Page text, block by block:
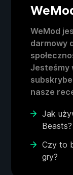
WeMod
darmowy
Jesteśmy
nasze
Jak
Beasts?
Czy to
gry?